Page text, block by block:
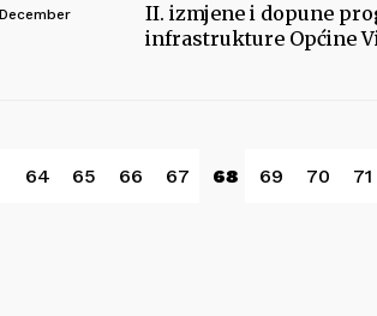
II. izmjene i dopune
infrastrukture Općine
64 65 66 67 68 69 70 71